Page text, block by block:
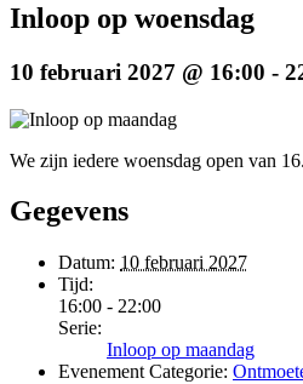
Inloop op woensdag
10 februari 2027 @ 16:00 -
We zijn iedere woensdag open van
Gegevens
Datum: 10 februari 2027
Tijd:
16:00 - 22:00
Serie:
Inloop op maandag
Evenement Categorie: